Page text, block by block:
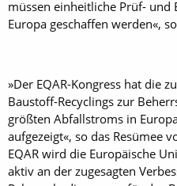
müssen einheitliche Prüf- und
Europa geschaffen werden«,
»Der EQAR-Kongress hat die
Baustoff-Recyclings zur
größten Abfallstroms in
aufgezeigt«, so das Resümee
EQAR wird die Europäische
aktiv an der zugesagten